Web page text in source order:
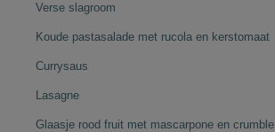
Verse slagroom
Koude pastasalade met rucola en kerstomaat
Currysaus
Lasagne
Glaasje rood fruit met mascarpone en crumble